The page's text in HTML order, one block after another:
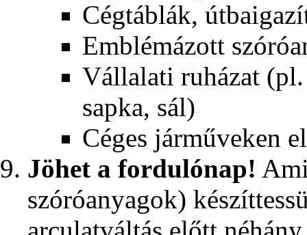
Cégtáblák,
Emblémázott
Vállalati ruházat
sapka, sál)
Céges járműveken
Jöhet a fordulónap!
szóróanyagok)